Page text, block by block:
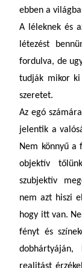
ebben a
A léleknek és
létezést
fordulva, de
tudják mikor ki
szeretet.
Az egó
jelentik a
Nem könnyű a
objektív
szubjektív
nem azt hiszi
hogy itt van.
fényt és